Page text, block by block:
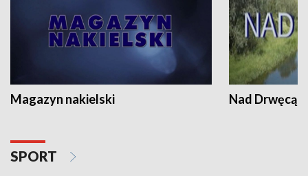
Magazyn nakielski Nad Drwęcą
SPORT